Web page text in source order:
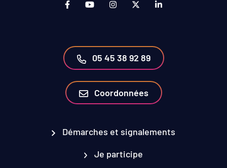
Lien vers le compte Facebook (ouverture
Lien vers la chaîne Youtube
Lien vers le compte
Lien vers le compte
Lien vers le
05 45 38 92 89
Coordonnées
Démarches et signalements
Je participe